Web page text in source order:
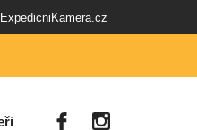
ExpedicniKamera.cz